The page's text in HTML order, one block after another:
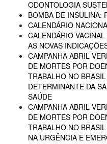
ODONTOLOGIA
BOMBA DE INSULINA:
CALENDÁRIO
CALENDÁRIO
AS NOVAS
CAMPANHA ABRIL
DE MORTES POR
TRABALHO NO
DETERMINANTE DA
SAÚDE
CAMPANHA ABRIL
DE MORTES POR
TRABALHO NO
NA URGÊNCIA E